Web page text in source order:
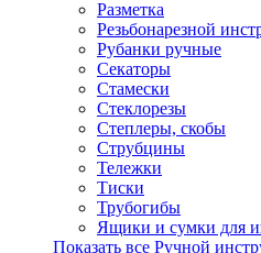
Разметка
Резьбонарезной
Рубанки ручные
Секаторы
Стамески
Стеклорезы
Степлеры, скобы
Струбцины
Тележки
Тиски
Трубогибы
Ящики и сумки для
Показать все Ручной